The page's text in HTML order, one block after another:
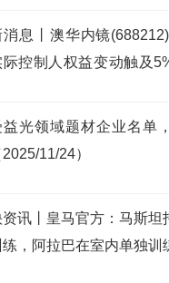
消息丨澳华内镜
际控制人权益变动触及
益光领域题材企业名单
2025/11/24）
资讯丨皇马官方：马斯坦
练，阿拉巴在室内单独训